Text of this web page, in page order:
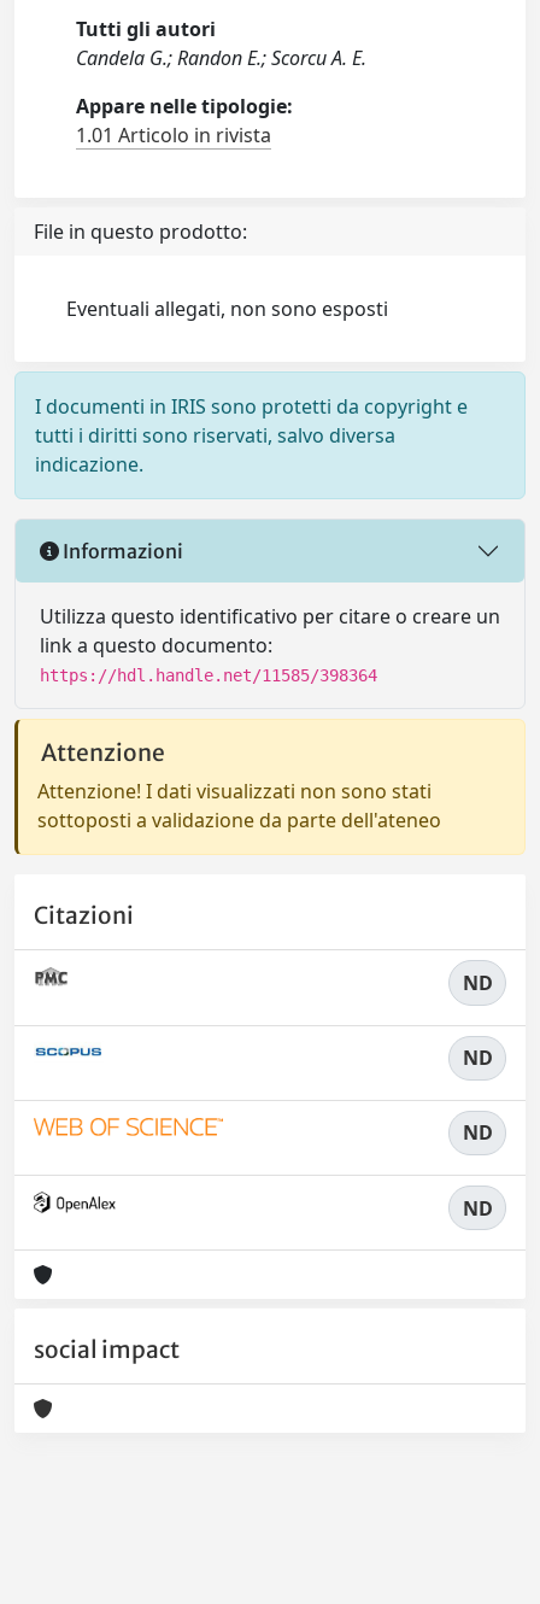
Tutti gli autori
Candela G.; Randon E.; Scorcu A. E.
Appare nelle tipologie:
1.01 Articolo in rivista
File in questo prodotto:
Eventuali allegati, non sono esposti
I documenti in IRIS sono protetti da copyright e
tutti i diritti sono riservati, salvo diversa
indicazione.
Informazioni
Utilizza questo identificativo per citare o creare un
link a questo documento:
https://hdl.handle.net/11585/398364
Attenzione
Attenzione! I dati visualizzati non sono stati
sottoposti a validazione da parte dell'ateneo
Citazioni
ND
ND
ND
ND
social impact